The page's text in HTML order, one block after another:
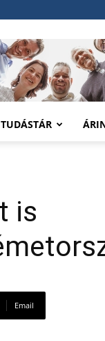
TUDÁSTÁR
is
Email